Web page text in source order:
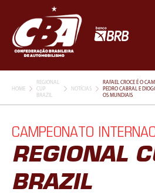
HOME
REGIONAL
CUP
BRAZIL
NOTÍCIAS
RAFAEL CROCE É O
PEDRO CABRAL E
OS MUNDIAIS
CAMPEONATO
REGIONAL
BRAZIL